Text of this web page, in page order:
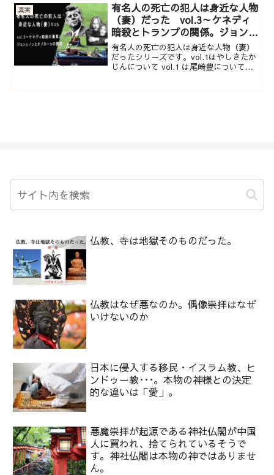
真実
有名人の死亡の犯人は身近な人物
（妻）だった vol.3～ケネディ
暗殺とトランプの関係。ジョンレ
ノンとオノヨーコも？
有名人の死亡の犯人は身近な人物（妻）
だったシリーズです。vol.1はやしきたか
じんについて vol.1 は尾崎豊についてど
仏教、寺は地獄そのものだった。
仏教はなぜ悪なのか。偶像崇拝はなぜ
いけないのか
日本に侵入する移民・イスラム教、ヒ
ンドゥー教･･･。本物の神様との決定
的な違いは「愛」。
悪魔崇拝が起源である神社仏閣が中国
人に買われ、捨てられているそうで
す。神社仏閣は本物の神ではありませ
ん。